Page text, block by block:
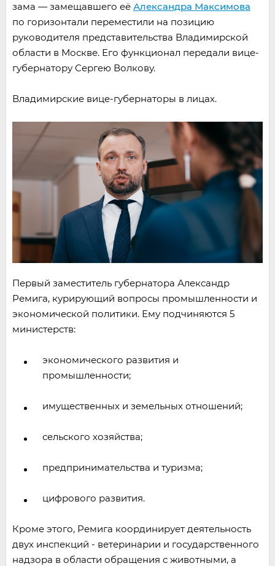
зама — замещавшего её Александра Максимова
по горизонтали переместили на позицию
руководителя представительства Владимирской
области в Москве. Его функционал передали вице-
губернатору Сергею Волкову.
Владимирские вице-губернаторы в лицах.
Первый заместитель губернатора Александр
Ремига, курирующий вопросы промышленности и
экономической политики. Ему подчиняются 5
министерств:
экономического развития и
промышленности;
имущественных и земельных отношений;
сельского хозяйства;
предпринимательства и туризма;
цифрового развития.
Кроме этого, Ремига координирует деятельность
двух инспекций - ветеринарии и государственного
надзора в области обращения с животными, а